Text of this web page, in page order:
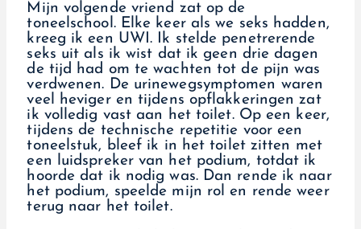
Mijn volgende vriend zat op de
toneelschool. Elke keer als we seks hadden,
kreeg ik een UWI. Ik stelde penetrerende
seks uit als ik wist dat ik geen drie dagen
de tijd had om te wachten tot de pijn was
verdwenen. De urinewegsymptomen waren
veel heviger en tijdens opflakkeringen zat
ik volledig vast aan het toilet. Op een keer,
tijdens de technische repetitie voor een
toneelstuk, bleef ik in het toilet zitten met
een luidspreker van het podium, totdat ik
hoorde dat ik nodig was. Dan rende ik naar
het podium, speelde mijn rol en rende weer
terug naar het toilet.